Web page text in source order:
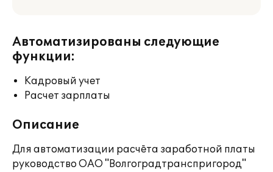
Автоматизированы следующие
функции:
Кадровый учет
Расчет зарплаты
Описание
Для автоматизации расчёта заработной платы
руководство ОАО "Волгоградтранспригород"